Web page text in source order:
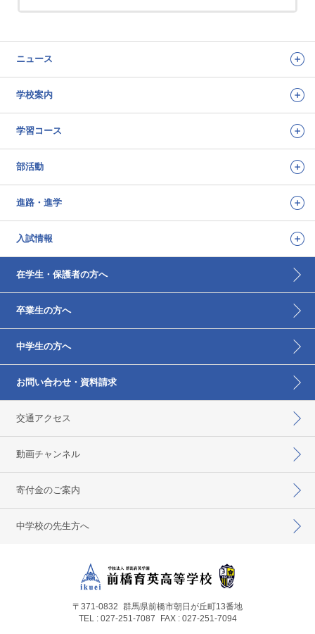
ニュース
学校案内
学習コース
部活動
進路・進学
入試情報
在学生・保護者の方へ
卒業生の方へ
中学生の方へ
お問い合わせ・資料請求
交通アクセス
動画チャンネル
寄付金のご案内
中学校の先生方へ
〒371-0832 群馬県前橋市朝日が丘町13番地
TEL : 027-251-7087
FAX : 027-251-7094